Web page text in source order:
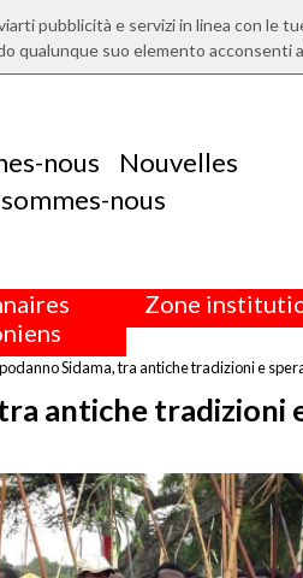
pubblicità e servizi in linea con le
qualunque suo elemento acconsenti
nous
Nouvelles
nous
Zone
Sidama, tra antiche tradizioni e
antiche tradizioni